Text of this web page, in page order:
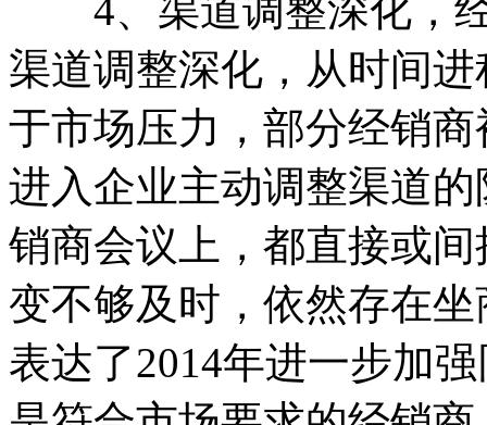
4、渠道调整深化，经
渠道调整深化，从时间
于市场压力，部分经销
进入企业主动调整渠道
销商会议上，都直接或
变不够及时，依然存在
表达了2014年进一步加